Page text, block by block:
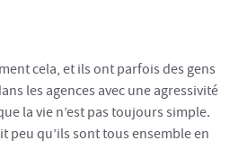
cela, et ils ont parfois des gens
les agences avec une agressivité
la vie n’est pas toujours simple.
peu qu’ils sont tous ensemble en